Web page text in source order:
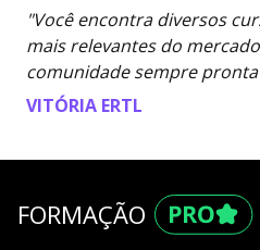
"Você encontra diversos
mais relevantes do
comunidade sempre
VITÓRIA ERTL
FORMAÇÃO